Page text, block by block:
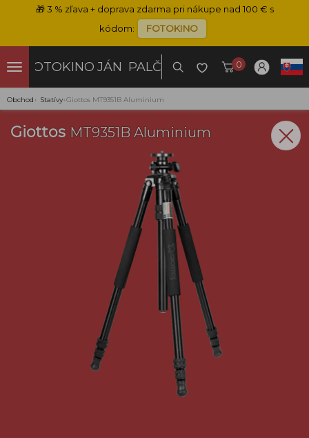
🎁3 % zľava + doprava zdarma pri nákupe nad 100 € s
kódom:
FOTOKINO
FOTOKINO JÁN PALČO 0
Obchod › Statívy›Giottos MT9351B Aluminium
Giottos MT9351B Aluminium